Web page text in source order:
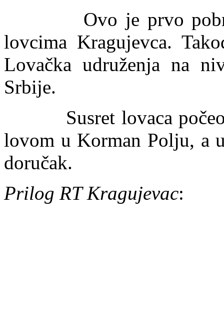
Ovo je prvo
lovcima Kragujevca.
Lovačka udruženja na
Srbije.
Susret lovaca počeo
lovom u Korman Polju, a
doručak.
Prilog RT Kragujevac: